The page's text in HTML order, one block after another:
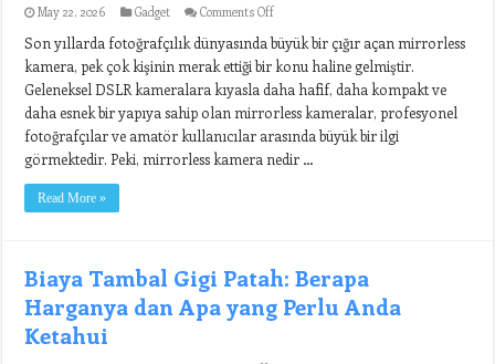
May 22, 2026 Gadget Comments Offon
Kamera
Nedir:
Teknolojinin
Geleceğini
Yansıtan
İnovasyon
Son yıllarda fotoğrafçılık dünyasında büyük bir çığır açan mirrorless
kamera, pek çok kişinin merak ettiği bir konu haline gelmiştir.
Geleneksel DSLR kameralara kıyasla daha hafif, daha kompakt ve
daha esnek bir yapıya sahip olan mirrorless kameralar, profesyonel
fotoğrafçılar ve amatör kullanıcılar arasında büyük bir ilgi
görmektedir. Peki, mirrorless kamera nedir …
Read More »
Biaya Tambal Gigi Patah: Berapa
Harganya dan Apa yang Perlu Anda
Ketahui